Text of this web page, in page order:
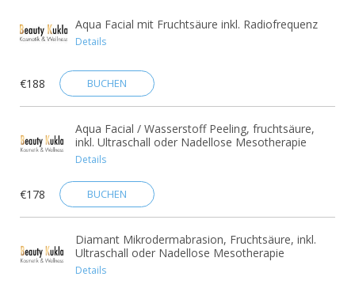
Aqua Facial mit Fruchtsäure inkl. Radiofrequenz
Details
€188 BUCHEN
Aqua Facial / Wasserstoff Peeling, fruchtsäure,
inkl. Ultraschall oder Nadellose Mesotherapie
Details
€178 BUCHEN
Diamant Mikrodermabrasion, Fruchtsäure, inkl.
Ultraschall oder Nadellose Mesotherapie
Details